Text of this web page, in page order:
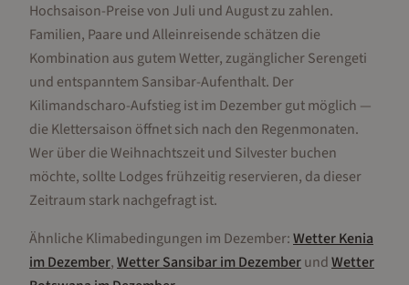
Hochsaison-Preise von Juli und August zu zahlen.
Familien, Paare und Alleinreisende schätzen die
Kombination aus gutem Wetter, zugänglicher Serengeti
und entspanntem Sansibar-Aufenthalt. Der
Kilimandscharo-Aufstieg ist im Dezember gut möglich —
die Klettersaison öffnet sich nach den Regenmonaten.
Wer über die Weihnachtszeit und Silvester buchen
möchte, sollte Lodges frühzeitig reservieren, da dieser
Zeitraum stark nachgefragt ist.
Ähnliche Klimabedingungen im Dezember:WetterKenia
imDezember,WetterSansibarimDezemberundWetter